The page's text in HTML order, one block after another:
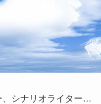
、シナリオライター…